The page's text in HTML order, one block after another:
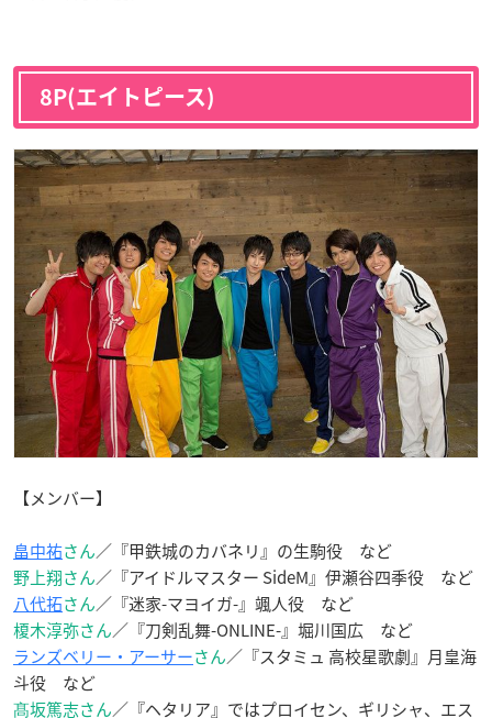
8P(エイトピース)
【メンバー】
畠中祐さん／『甲鉄城のカバネリ』の生駒役 など
野上翔さん／『アイドルマスター SideM』伊瀬谷四季役 など
八代拓さん／『迷家-マヨイガ-』颯人役 など
榎木淳弥さん／『刀剣乱舞-ONLINE-』堀川国広 など
ランズベリー・アーサーさん／『スタミュ 高校星歌劇』月皇海
斗役 など
髙坂篤志さん／『ヘタリア』ではプロイセン、ギリシャ、エス